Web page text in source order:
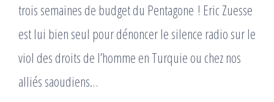
trois semaines de budget du Pentagone ! Eric Zuesse
est lui bien seul pour dénoncer le silence radio sur le
viol des droits de l’homme en Turquie ou chez nos
alliés saoudiens…